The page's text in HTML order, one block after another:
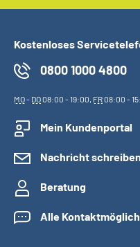
Kostenloses
0800 1000 4800
MO- DO08:00 - 19:00, FR08:00 -
Mein Kundenportal
Nachricht schreiben
Beratung
Alle